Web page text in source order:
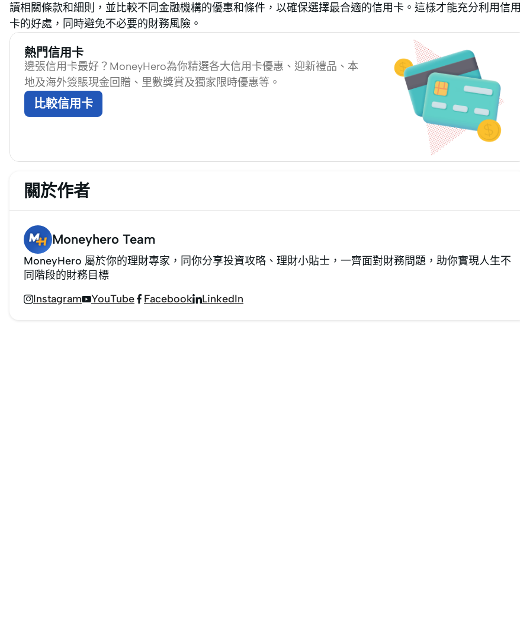
讀相關條款和細則，並比較不同金融機構的優惠和條件，以確保選擇最合適的信用卡。這樣才能充分利用信用
卡的好處，同時避免不必要的財務風險。
熱門信用卡
邊張信用卡最好？MoneyHero為你精選各大信用卡優惠、迎新禮品、本
地及海外簽賬現金回贈、里數獎賞及獨家限時優惠等。
比較信用卡
關於作者
Moneyhero Team
MoneyHero 屬於你的理財專家，同你分享投資攻略、理財小貼士，一齊面對財務問題，助你實現人生不
同階段的財務目標
InstagramYouTube  FacebookLinkedIn